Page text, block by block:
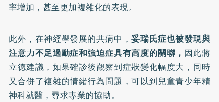
率增加，甚至更加複雜化的表現。
此外，在神經學發展的共病中，妥瑞氏症也被發現與
注意力不足過動症和強迫症具有高度的關聯， 因此蔣
立德建議，如果確診後觀察到症狀變化幅度大，同時
又合併了複雜的情緒行為問題，可以到兒童青少年精
神科就醫，尋求專業的協助。